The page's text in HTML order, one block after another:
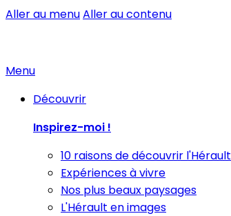
Aller au menuAller au contenu
Menu
Découvrir
Inspirez-moi !
10 raisons de découvrir l'Hérault
Expériences à vivre
Nos plus beaux paysages
L'Hérault en images